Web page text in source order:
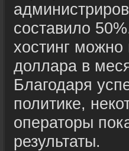
составило
хостинг можно
доллара в
Благодаря
политике,
операторы
результаты.